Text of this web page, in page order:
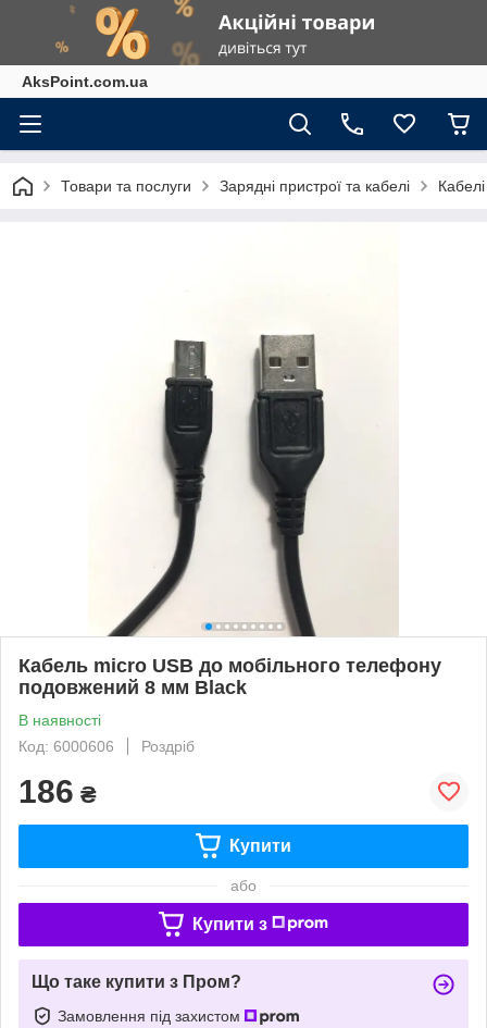
AksPoint.com.ua
Товари та послуги Зарядні пристрої та кабелі
Кабель micro USB до мобільного телефону
подовжений 8 мм Black
В наявності
Код: 6000606
Роздріб
186 ₴
Купити
або
Купити з
Що таке купити з Пром?
Замовлення під захистом